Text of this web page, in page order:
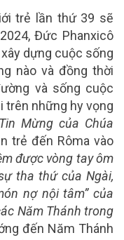
trẻ lần thứ 39 sẽ
Đức Phanxicô
dựng cuộc sống
nào và đồng thời
và sống cuộc
trên những hy vọng
Mừng của Chúa
trẻ đến Rôma vào
được vòng tay ôm
tha thứ của Ngài,
nợ nội tâm” của
Năm Thánh trong
đến Năm Thánh